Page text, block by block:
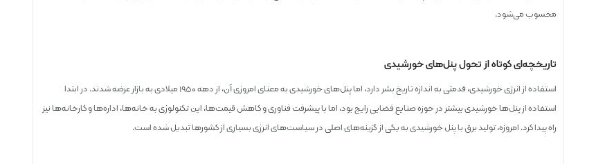
محسوب می‌شود.
تاریخچه‌ای کوتاه از تحول پنل‌های خورشیدی
استفاده از انرژی خورشیدی، قدمتی به اندازه تاریخ بشر دارد، اما پنل‌های خورشیدی به معنای امروزی آن، از دهه ۱۹۵۰ میلادی به بازار عرضه شدند. در ابتدا
استفاده از پنل‌ها خورشیدی بیشتر در حوزه صنایع فضایی رایج بود، اما با پیشرفت فناوری و کاهش قیمت‌ها، این تکنولوژی به خانه‌ها، اداره‌ها و کارخانه‌ها نیز
راه پیدا کرد. امروزه، تولید برق با پنل خورشیدی به یکی از گزینه‌های اصلی در سیاست‌های انرژی بسیاری از کشورها تبدیل شده است.